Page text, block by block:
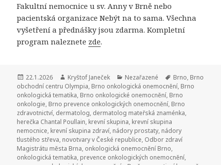
Fakultní nemocnice u sv. Anny v Brně nebo
pacientská organizace Nebýt na to sama. Všechna
vyšetření a přednášky jsou zdarma. Kompletní
program naleznete zde.
Publikováno:
22.1.2026 Autor:
Kryštof Janeček Rubriky:
Nezařazené Štítky:
Brno, Brno
obchodní centru Olympia, Brno onkologická onemocnění, Brno
onkologická tematika, Brno onkologické onemocnění, Brno
onkologie, Brno prevence onkologických onemocnění, Brno
zdravotnictví, dermatolog, dermatolog mateřská znaménka,
herečka Chantal Poullain, krevní skupina, krevní skupina
nemocnice, krevní skupina zdraví, nádory prostaty, nádory
tlustého střeva, novotvary v České republice, Odbor zdraví
Magistrátu města Brna, onkologická onemocnění Brno,
onkologická tematika, prevence onkologických onemocnění,